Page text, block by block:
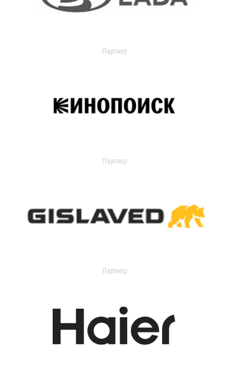
Партнер
Партнер
Партнер